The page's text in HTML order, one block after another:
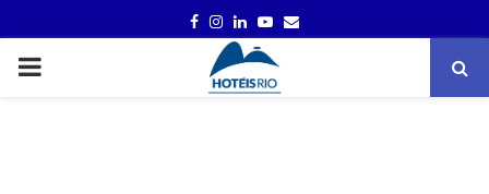
FACEBOOK
INSTAGRAM
LINKEDINYOUTUBE
EMAIL
PRIMARY